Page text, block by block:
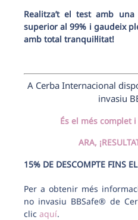
Realitza’t el test amb
superior al 99% i gaudeix
amb total tranquil·litat!
A Cerba Internacional
invasiu
És el més complet
ARA,
15% DE DESCOMPTE FINS
Per a obtenir més
no invasiu BBSafe® de
clic aquí.